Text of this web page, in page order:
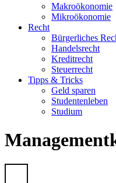
Makroökonomie
Mikroökonomie
Recht
Bürgerliches
Handelsrecht
Kreditrecht
Steuerrecht
Tipps & Tricks
Geld sparen
Studentenleben
Studium